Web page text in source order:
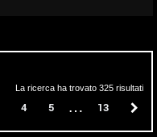
La ricerca ha trovato 325 risultati
4 5 … 13